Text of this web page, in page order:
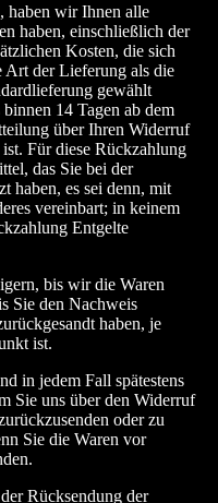
haben wir Ihnen alle
haben, einschließlich der
Kosten, die sich
Art der Lieferung als die
gewählt
14 Tagen ab dem
über Ihren Widerruf
Für diese Rückzahlung
das Sie bei der
haben, es sei denn, mit
vereinbart; in keinem
Entgelte
bis wir die Waren
Sie den Nachweis
haben, je
ist.
in jedem Fall spätestens
Sie uns über den Widerruf
oder zu
Sie die Waren vor
Rücksendung der